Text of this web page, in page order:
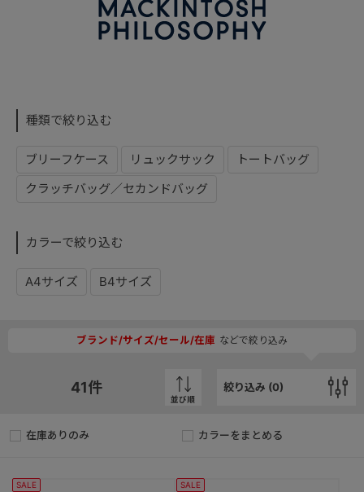
種類で絞り込む
ブリーフケース リュックサック
トートバッグ
クラッチバッグ／セカンドバッグ
カラーで絞り込む
A4サイズ B4サイズ
ブランド/サイズ/セール/在庫 などで絞り込み
41件
並び順
絞り込み (0)
在庫ありのみ カラーをまとめる
SALE SALE